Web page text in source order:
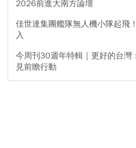
2026前進大南方論壇
佳世達集團艦隊無人機小隊起飛
入
今周刊30週年特輯｜更好的台灣
見前瞻行動